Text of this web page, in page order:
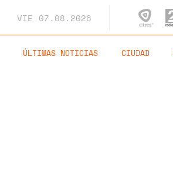
VIE 07.08.2026
ÚLTIMAS NOTICIAS CIUDAD